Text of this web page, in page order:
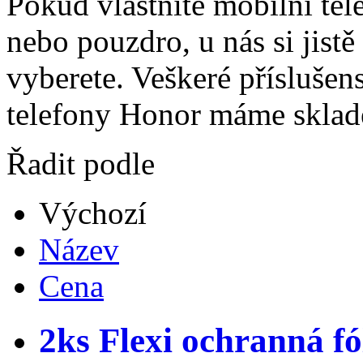
nebo pouzdro, u nás si
vyberete. Veškeré
telefony Honor máme
Řadit podle
Výchozí
Název
Cena
2ks Flexi ochranná